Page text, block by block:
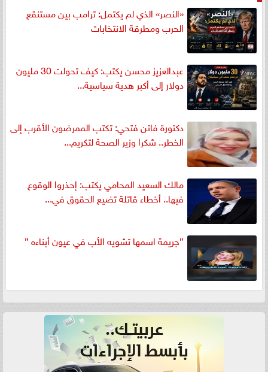
«النصر» الذي لم يكتمل: ترامب بين مستنقع
الحرب ومطرقة الانتخابات
عبدالعزيز محسن يكتب: كيف تحولت 30 مليون
دولار إلى أكبر هدية سياسية...
دكتورة فاتن فتحي: تكتب الممرضون الأقرب إلى
الخطر.. شكرا وزير الصحة لتكريم...
مالك السعيد المحامي يكتب: إحذروا الوقوع
فيها.. أخطاء قاتلة تضيع الحقوق في...
”جريمة اسمها تشويه الأب في عيون أبناءه ”